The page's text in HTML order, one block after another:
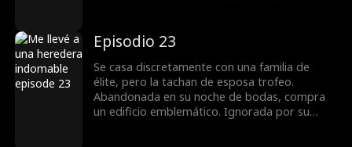
domina la junta y la pista de carreras. Al
revelarse secretos, todos ven que no es una
cazafortunas, sino una reina que busca
venganza.
Episodio 23
Se casa discretamente con una familia de
élite, pero la tachan de esposa trofeo.
Abandonada en su noche de bodas, compra
un edificio emblemático. Ignorada por su